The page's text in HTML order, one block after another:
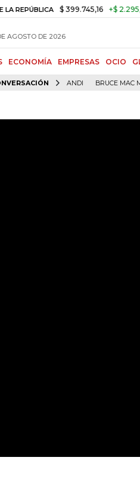
$ 399.745,16 +$ 2.295,71
AGOSTO DE 2026
ECONOMÍA EMPRESAS OCIO
ANDI BRUCE MAC